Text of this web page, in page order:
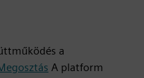
a
A platform